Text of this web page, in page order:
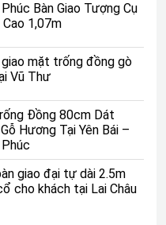
Ngộ Không bằng đồng
khách hàng quận 12 tp
Bàn Giao Tượng Cụ
Cao 1,07m
giao mặt trống đồng gò
Vũ Thư
Đồng 80cm Dát
Hương Tại Yên Bái –
giao đại tự dài 2.5m
cho khách tại Lai Châu